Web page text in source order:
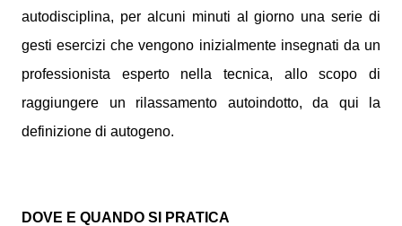
autodisciplina, per alcuni minuti al giorno una serie di
gesti esercizi che vengono inizialmente insegnati da un
professionista esperto nella tecnica, allo scopo di
raggiungere un rilassamento autoindotto, da qui la
definizione di autogeno.
DOVE E QUANDO SI PRATICA